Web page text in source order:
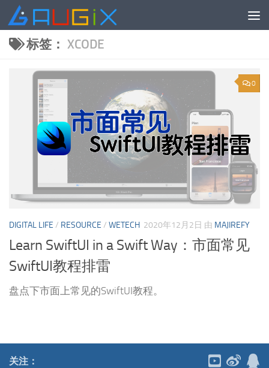
跳至内容
标签： XCODE
0
DIGITAL LIFE / RESOURCE / WETECH 2020年12月2日 由 MAJIREFY
Learn SwiftUI in a Swift Way：市面常见
SwiftUI教程排雷
盘点下市面上常见的SwiftUI教程。
关注：